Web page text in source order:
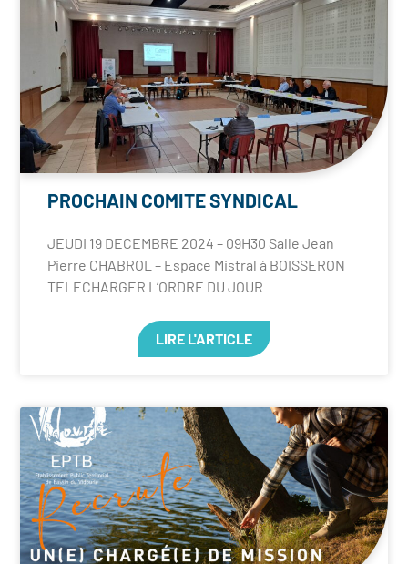
PROCHAIN COMITE SYNDICAL
JEUDI 19 DECEMBRE 2024 – 09H30 Salle Jean
Pierre CHABROL – Espace Mistral à BOISSERON
TELECHARGER L’ORDRE DU JOUR
LIRE L'ARTICLE